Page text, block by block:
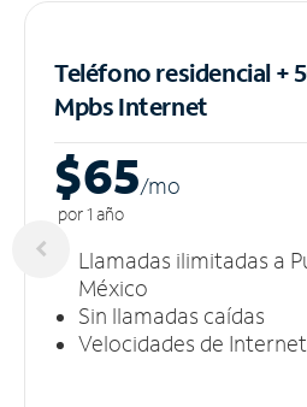
Teléfono residencial +
MpbsInternet
$65/mo
por 1 año
Llamadas ilimitadas a
México
Sin llamadas caídas
Velocidades de